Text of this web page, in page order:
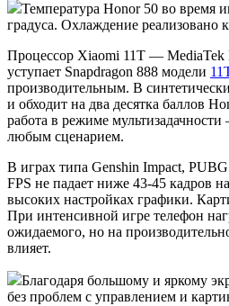
Температура Honor 50 во время
градуса. Охлаждение реализовано
Процессор Xiaomi 11T — MediaTek
уступает Snapdragon 888 модели
производительным. В
и обходит на два десятка баллов
работа в режиме
любым сценарием.
В играх типа Genshin Impact,
FPS не падает ниже 43-45 кадров
высоких настройках графики.
При интенсивной игре телефон
ожидаемого, но на
влияет.
Благодаря большому и яркому
без проблем с управлением и